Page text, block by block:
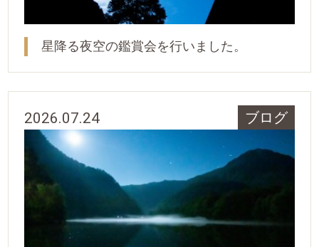
星降る夜空の鑑賞会を行いました。
2026.07.24 ブログ